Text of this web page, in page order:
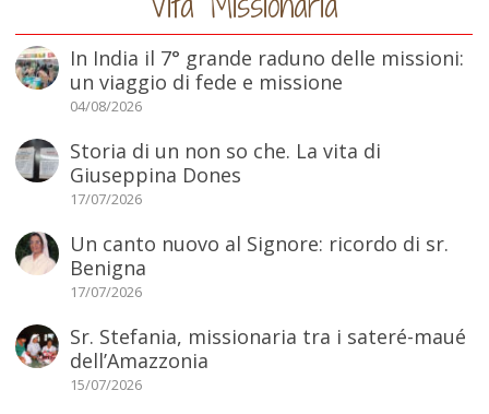
In India il 7° grande raduno delle missioni:
un viaggio di fede e missione
04/08/2026
Storia di un non so che. La vita di
Giuseppina Dones
17/07/2026
Un canto nuovo al Signore: ricordo di sr.
Benigna
17/07/2026
Sr. Stefania, missionaria tra i sateré-maué
dell’Amazzonia
15/07/2026